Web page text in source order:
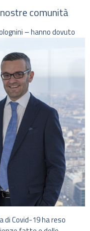
comunità
– hanno dovuto
di Covid-19 ha reso